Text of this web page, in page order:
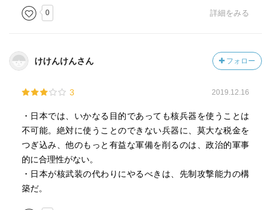
0 詳細をみる
けけんけんさん フォロー
3 2019.12.16
・日本では、いかなる目的であっても核兵器を使うことは
不可能。絶対に使うことのできない兵器に、莫大な税金を
つぎ込み、他のもっと有益な軍備を削るのは、政治的軍事
的に合理性がない。
・日本が核武装の代わりにやるべきは、先制攻撃能力の構
築だ。